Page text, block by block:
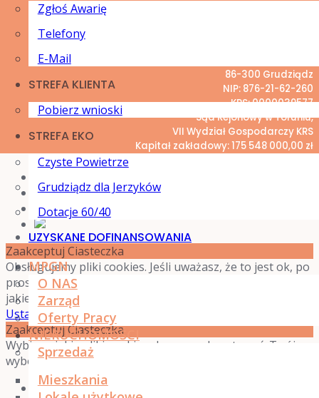
Zgłoś Awarię
Telefony
E-Mail
STREFA KLIENTA
Pobierz wnioski
STREFA EKO
Czyste Powietrze
Grudziądz dla Jerzyków
Dotacje 60/40
UZYSKANE DOFINANSOWANIA
MPGN
O NAS
Zarząd
Oferty Pracy
NIERUCHOMOŚCI
Sprzedaż
Mieszkania
86-300 Grudziądz
NIP: 876-21-62-260
KRS: 0000039577
Sąd Rejonowy w Toruniu,
VII Wydział Gospodarczy KRS
Kapitał zakładowy: 175 548 000,00 zł
Zaakceptuj Ciasteczka
Obsługujemy pliki cookies. Jeśli uważasz, że to jest ok, po
prostu kliknij "Akceptuj wszystko". Możesz też wybrać,
jakie chcesz ciasteczka, klikając "Ustawienia".
UstawieniaZaakceptuj wszystko
Zaakceptuj Ciasteczka
Wybierz, jakie pliki cookies chcesz zaakceptować. Twój
wybór zostanie zachowany przez rok.
Konieczne